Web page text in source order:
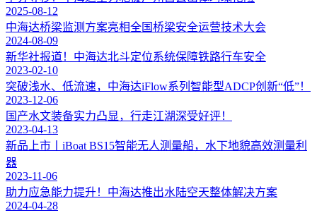
2025-08-12
中海达桥梁监测方案亮相全国桥梁安全运营技术大会
2024-08-09
新华社报道！中海达北斗定位系统保障铁路行车安全
2023-02-10
突破浅水、低流速，中海达iFlow系列智能型ADCP创新“低”！
2023-12-06
国产水文装备实力凸显，行走江湖深受好评！
2023-04-13
新品上市丨iBoat BS15智能无人测量船，水下地貌高效测量利
器
2023-11-06
助力应急能力提升！中海达推出水陆空天整体解决方案
2024-04-28